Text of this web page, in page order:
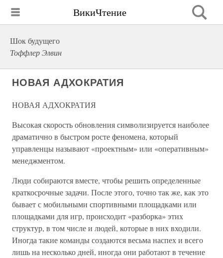
ВикиЧтение
Шок будущего
Тоффлер Элвин
НОВАЯ АДХОКРАТИЯ
НОВАЯ АДХОКРАТИЯ
Высокая скорость обновления символизируется наиболее
драматично в быстром росте феномена, который
управленцы называют «проектным» или «оперативным»
менеджментом.
Люди собираются вместе, чтобы решить определенные
краткосрочные задачи. После этого, точно так же, как это
бывает с мобильными спортивными площадками или
площадками для игр, происходит «разборка» этих
структур, в том числе и людей, которые в них входили.
Иногда такие команды создаются весьма наспех и всего
лишь на несколько дней, иногда они работают в течение